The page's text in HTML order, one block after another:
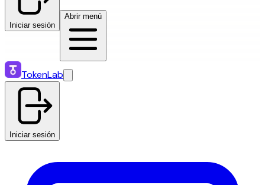
Iniciar sesión
Abrir menú
TokenLab
Iniciar sesión